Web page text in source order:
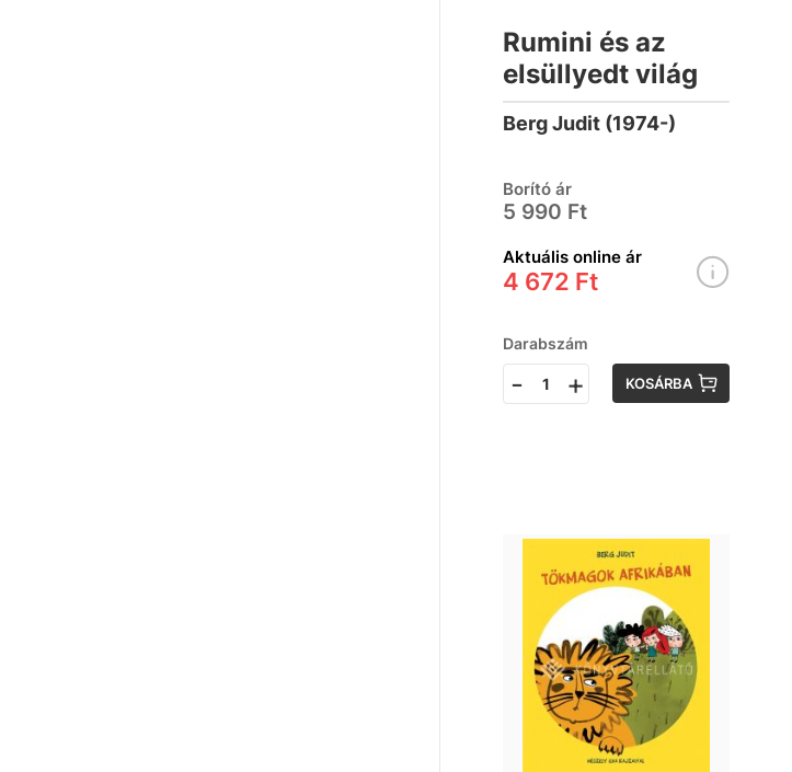
Rumini és az
elsüllyedt világ
Berg Judit (1974-)
Borító ár
5 990 Ft
Aktuális online ár
4 672 Ft
Darabszám
- + KOSÁRBA